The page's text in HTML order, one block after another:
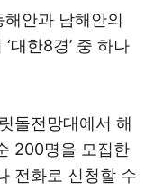
안과 남해안의
대한8경’ 중 하나
돌전망대에서 해
200명을 모집한
전화로 신청할 수